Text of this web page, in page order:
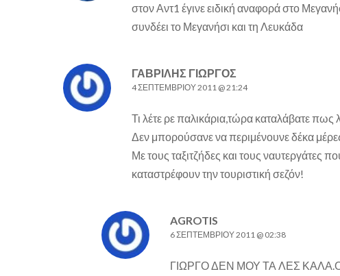
στον Αντ1 έγινε ειδική αναφορά στο
συνδέει το Μεγανήσι και τη Λευκάδα
ΓΑΒΡΊΛΗΣ ΓΙΏΡΓΟΣ
4 ΣΕΠΤΕΜΒΡΊΟΥ 2011 @ 21:24
Τι λέτε ρε παλικάρια,τώρα καταλάβατε πως
Δεν μπορούσανε να περιμένουνε δέκα
Με τους ταξιτζήδες και τους
καταστρέφουν την τουριστική σεζόν!
AGROTIS
6 ΣΕΠΤΕΜΒΡΊΟΥ 2011 @ 02:38
ΓΙΩΡΓΟ ΔΕΝ ΜΟΥ ΤΑ ΛΕΣ